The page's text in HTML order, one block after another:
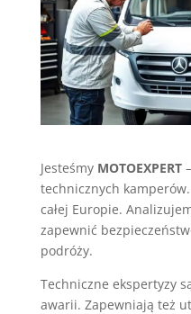
Jesteśmy MOTOEXPERT
technicznych
całej Europie.
zapewnić
podróży.
Techniczne ekspertyzy
awarii. Zapewniają też